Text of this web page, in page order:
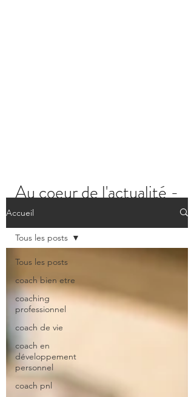
Au coeur de l'actualité -
Accueil
Tous les posts
coach bien etre
coaching
professionnel
coach de vie
coach en
développement
personnel
coach pnl
Tous les posts